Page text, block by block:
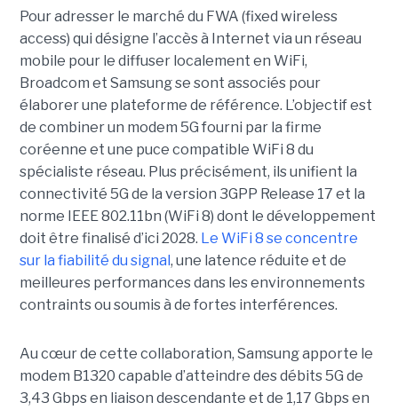
Pour adresser le marché du FWA (fixed wireless
access) qui désigne l’accès à Internet via un réseau
mobile pour le diffuser localement en WiFi,
Broadcom et Samsung se sont associés pour
élaborer une plateforme de référence. L’objectif est
de combiner un modem 5G fourni par la firme
coréenne et une puce compatible WiFi 8 du
spécialiste réseau. Plus précisément, ils unifient la
connectivité 5G de la version 3GPP Release 17 et la
norme IEEE 802.11bn (WiFi 8) dont le développement
doit être finalisé d’ici 2028. Le WiFi 8 se concentre
sur la fiabilité du signal, une latence réduite et de
meilleures performances dans les environnements
contraints ou soumis à de fortes interférences.
Au cœur de cette collaboration, Samsung apporte le
modem B1320 capable d’atteindre des débits 5G de
3,43 Gbps en liaison descendante et de 1,17 Gbps en